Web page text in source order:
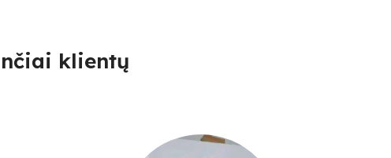
klientų